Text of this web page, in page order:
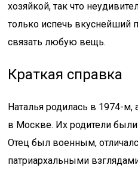
хозяйкой, так что
только испечь вкуснейший
связать любую вещь.
Краткая справка
Наталья родилась в 1974-
в Москве. Их родители были
Отец был военным,
патриархальными